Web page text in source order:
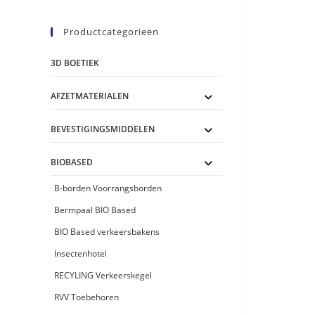
Productcategorieën
3D BOETIEK
AFZETMATERIALEN
BEVESTIGINGSMIDDELEN
BIOBASED
B-borden Voorrangsborden
Bermpaal BIO Based
BIO Based verkeersbakens
Insectenhotel
RECYLING Verkeerskegel
RVV Toebehoren